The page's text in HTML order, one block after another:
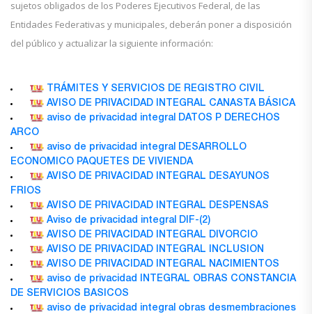
sujetos obligados de los Poderes Ejecutivos Federal, de las
Entidades Federativas y municipales, deberán poner a disposición
del público y actualizar la siguiente información:
TRÁMITES Y SERVICIOS DE REGISTRO CIVIL
AVISO DE PRIVACIDAD INTEGRAL CANASTA BÁSICA
aviso de privacidad integral DATOS P DERECHOS
ARCO
aviso de privacidad integral DESARROLLO
ECONOMICO PAQUETES DE VIVIENDA
AVISO DE PRIVACIDAD INTEGRAL DESAYUNOS
FRIOS
AVISO DE PRIVACIDAD INTEGRAL DESPENSAS
Aviso de privacidad integral DIF-(2)
AVISO DE PRIVACIDAD INTEGRAL DIVORCIO
AVISO DE PRIVACIDAD INTEGRAL INCLUSION
AVISO DE PRIVACIDAD INTEGRAL NACIMIENTOS
aviso de privacidad INTEGRAL OBRAS CONSTANCIA
DE SERVICIOS BASICOS
aviso de privacidad integral obras desmembraciones